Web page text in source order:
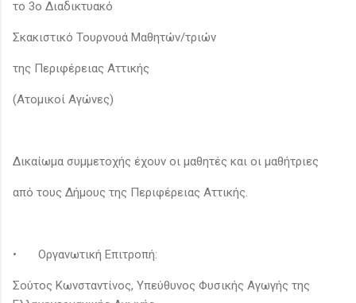
το 3ο Διαδικτυακό
Σκακιστικό Τουρνουά Μαθητών/τριών
της Περιφέρειας Αττικής
(Ατομικοί Αγώνες)
Δικαίωμα συμμετοχής έχουν οι μαθητές και οι μαθήτριες
από τους Δήμους της Περιφέρειας Αττικής.
• Οργανωτική Επιτροπή:
Σούτος Κωνσταντίνος, Υπεύθυνος Φυσικής Αγωγής της